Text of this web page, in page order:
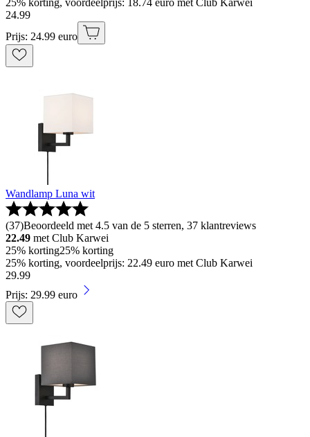
25% korting, voordeelprijs: 18.74 euro met Club Karwei
24.99
Prijs: 24.99 euro
Wandlamp Luna wit
(37)Beoordeeld met 4.5 van de 5 sterren, 37 klantreviews
22.49 met Club Karwei
25% korting25% korting
25% korting, voordeelprijs: 22.49 euro met Club Karwei
29.99
Prijs: 29.99 euro